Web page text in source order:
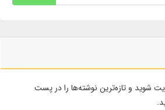
شوید و تازه‌ترین نوشته‌ها را در پست